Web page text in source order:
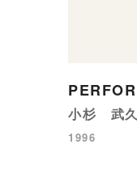
小杉 武
1996